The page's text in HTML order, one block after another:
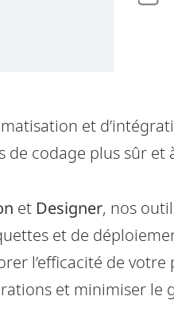
et
de codage plus sûr et
et Designer, nos
et de
l’efficacité de
et minimiser le